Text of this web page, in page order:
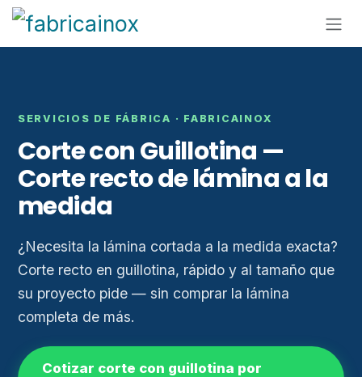
Ir al contenido
SERVICIOS DE FÁBRICA · FABRICAINOX
Corte con Guillotina —
Corte recto de lámina a la
medida
¿Necesita la lámina cortada a la medida exacta?
Corte recto en guillotina, rápido y al tamaño que
su proyecto pide — sin comprar la lámina
completa de más.
Cotizar corte con guillotina por